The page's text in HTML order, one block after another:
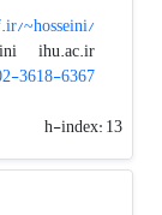
~hosseini/
kprhosseini
ihu.ac.ir
3618-6367
h-index:13